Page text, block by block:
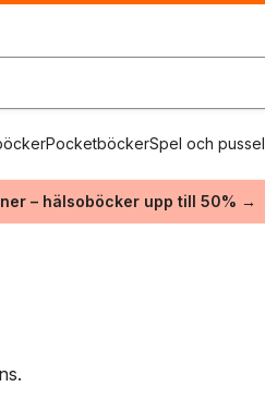
PocketböckerSpel och pussel
– hälsoböcker upp till 50% →